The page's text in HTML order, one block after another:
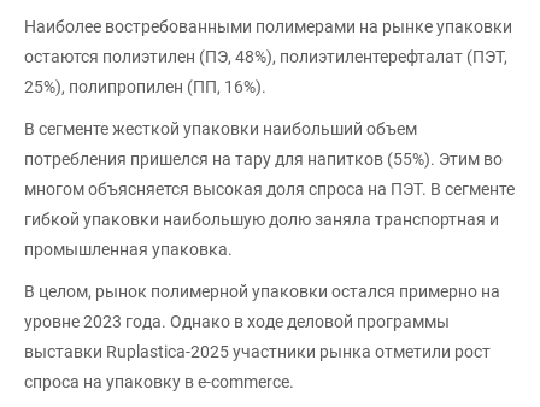
Наиболее востребованными полимерами на рынке упаковки
остаются полиэтилен (ПЭ, 48%), полиэтилентерефталат (ПЭТ,
25%), полипропилен (ПП, 16%).
В сегменте жесткой упаковки наибольший объем
потребления пришелся на тару для напитков (55%). Этим во
многом объясняется высокая доля спроса на ПЭТ. В сегменте
гибкой упаковки наибольшую долю заняла транспортная и
промышленная упаковка.
В целом, рынок полимерной упаковки остался примерно на
уровне 2023 года. Однако в ходе деловой программы
выставки Ruplastica-2025 участники рынка отметили рост
спроса на упаковку в e-commerce.